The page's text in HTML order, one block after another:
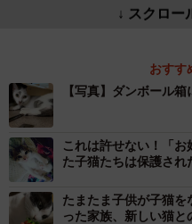
↓ スクロー
おすす
【写真】ダンボール
これは許せない！「
た子猫たちは保護さ
たまたま子供が子猫
った家族、新しい猫と